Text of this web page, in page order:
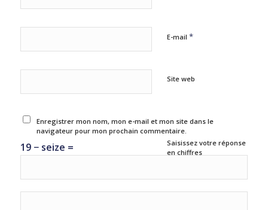
E-mail *
Site web
Enregistrer mon nom, mon e-mail et mon site dans le
navigateur pour mon prochain commentaire.
Saisissez votre réponse
en chiffres
19 − seize =